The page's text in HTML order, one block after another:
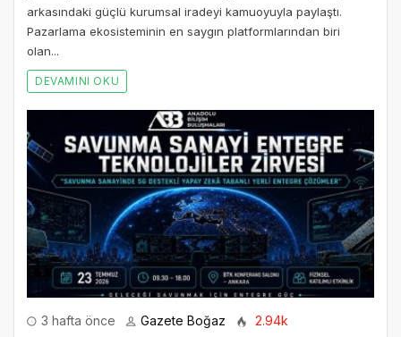
arkasındaki güçlü kurumsal iradeyi kamuoyuyla paylaştı.
Pazarlama ekosisteminin en saygın platformlarından biri
olan...
DEVAMINI OKU
3 hafta önce Gazete Boğaz 2.94k